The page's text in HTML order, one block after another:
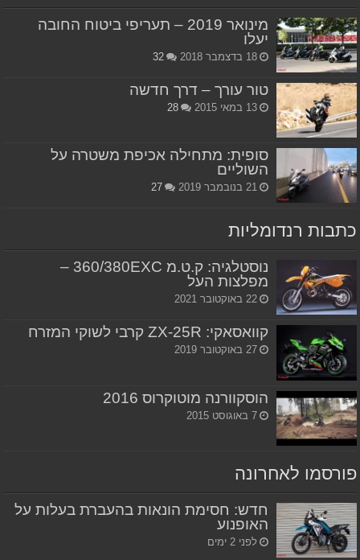
מינואר 2019 – תעריפי ביטוח החובה
יעלו
18 בדצמבר 2018 32
טור עורך – דרך חדשה
13 במאי 2015 28
סופית: מתחילה אכיפת משטרה על
השוליים
21 בנובמבר 2019 27
כתבות רנדומליות
נוסטלגיה: ק.ט.מ 360/380EXC –
מפלצות העל
22 באוקטובר 2021
קוואסאקי: ZX-25R קרבי לשוקי המזרח
27 באוקטובר 2019
הוסקוורנה מוטוקרוס 2016
7 באוגוסט 2015
פורסמו לאחרונה
חדש: חסימת הונאות בהעברת בעלות על
האופנוע
לפני 2 ימים